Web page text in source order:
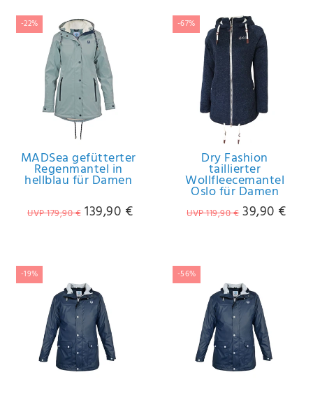
-22%
MADSea gefütterter
Regenmantel in
hellblau für Damen
UVP 179,90 € 139,90 €
-67%
Dry Fashion
taillierter
Wollfleecemantel
Oslo für Damen
UVP 119,90 € 39,90 €
-19% -56%